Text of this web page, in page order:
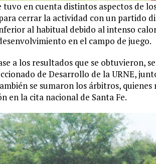
tuvo en cuenta distintos aspectos de
cerrar la actividad con un partido
al habitual debido al intenso
en el campo de juego.
a los resultados que se obtuvieron,
de Desarrollo de la URNE,
se sumaron los árbitros,
en la cita nacional de Santa Fe.